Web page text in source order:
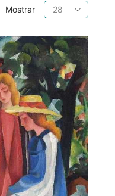
Mostrar
Produtos
por